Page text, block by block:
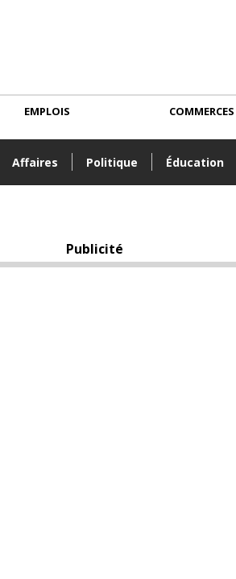
Affaires Politique Éducation
EMPLOIS COMMERCES
Publicité